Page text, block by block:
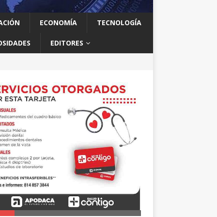
ECONOMÍA TECNOLOGÍA
EDITORES